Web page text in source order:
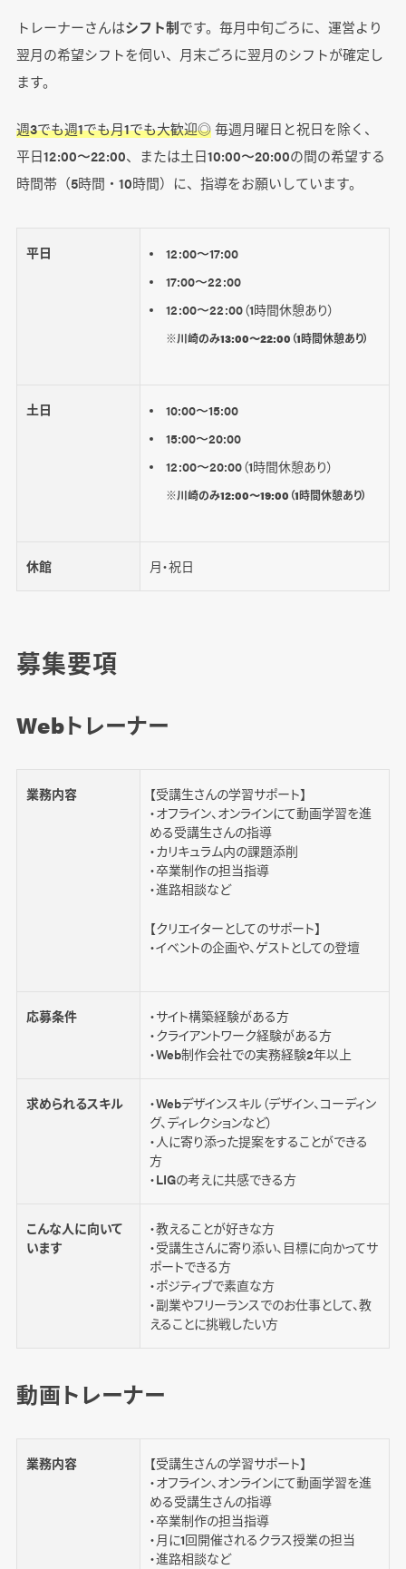
トレーナーさんはシフト制です。毎月中旬ごろに、運営より
翌月の希望シフトを伺い、月末ごろに翌月のシフトが確定し
ます。
週3でも週1でも月1でも大歓迎◎毎週月曜日と祝日を除く、
平日12:00〜22:00、または土日10:00〜20:00の間の希望する
時間帯（5時間・10時間）に、指導をお願いしています。
平日
12:00〜17:00
17:00〜22:00
12:00〜22:00（1時間休憩あり）
※川崎のみ13:00〜22:00（1時間休憩あり）
土日
10:00〜15:00
15:00〜20:00
12:00〜20:00（1時間休憩あり）
※川崎のみ12:00〜19:00（1時間休憩あり）
休館 月・祝日
募集要項
Webトレーナー
業務内容
【受講生さんの学習サポート】
・オフライン、オンラインにて動画学習を進
める受講生さんの指導
・カリキュラム内の課題添削
・卒業制作の担当指導
・進路相談など
【クリエイターとしてのサポート】
・イベントの企画や、ゲストとしての登壇
応募条件
・サイト構築経験がある方
・クライアントワーク経験がある方
・Web制作会社での実務経験2年以上
求められるスキル
・Webデザインスキル（デザイン、コーディン
グ、ディレクションなど）
・人に寄り添った提案をすることができる
方
・LIGの考えに共感できる方
こんな人に向いて
います
・教えることが好きな方
・受講生さんに寄り添い、目標に向かってサ
ポートできる方
・ポジティブで素直な方
・副業やフリーランスでのお仕事として、教
えることに挑戦したい方
動画トレーナー
業務内容
【受講生さんの学習サポート】
・オフライン、オンラインにて動画学習を進
める受講生さんの指導
・卒業制作の担当指導
・月に1回開催されるクラス授業の担当
・進路相談など